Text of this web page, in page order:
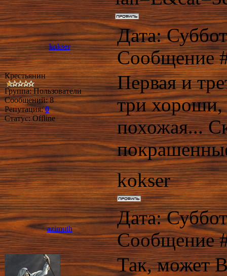
kokser
Дата:
Сообщение
Крестьянин
Группа: Пользователи
Сообщений:8
Репутация:0
Статус:Offline
Первая и
три хороши,
похожая...
kokser
azimuth
Дата:
Сообщение
Так, может